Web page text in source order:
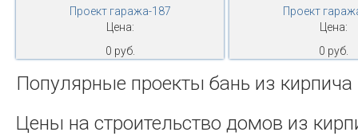
Проект гаража-187
Цена:
0 руб.
Проект
Цена:
0 руб.
Популярные проекты бань из кирпича
Цены на строительство домов из